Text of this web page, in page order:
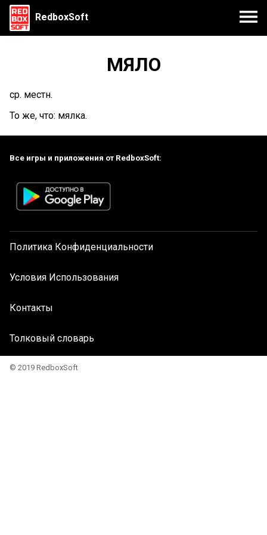
RedboxSoft
МЯЛО
ср. местн.
То же, что: мялка.
Все игры и приложения от RedboxSoft:
Политика Конфиденциальности
Условия Использования
Контакты
Толковый словарь
© 2019 RedboxSoft